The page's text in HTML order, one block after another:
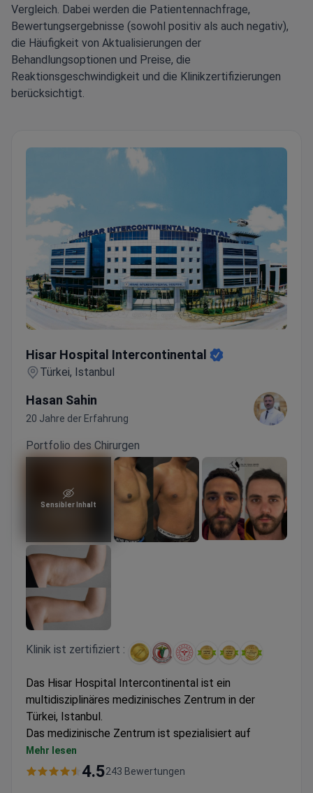
Vergleich. Dabei werden die Patientennachfrage,
Bewertungsergebnisse (sowohl positiv als auch negativ),
die Häufigkeit von Aktualisierungen der
Behandlungsoptionen und Preise, die
Reaktionsgeschwindigkeit und die Klinikzertifizierungen
berücksichtigt.
Hisar Hospital Intercontinental
Türkei, Istanbul
Hasan Sahin
20 Jahre der Erfahrung
Portfolio des Chirurgen
Sensibler Inhalt
Klinik ist zertifiziert :
Das Hisar Hospital Intercontinental ist ein
multidisziplinäres medizinisches Zentrum in der
Türkei, Istanbul.
Das medizinische Zentrum ist spezialisiert auf
kardiovaskuläre Chirurgie bei Kindern und
Erwachsenen, Orthopädie, Onkologie,
Mehr lesen
4.5243 Bewertungen